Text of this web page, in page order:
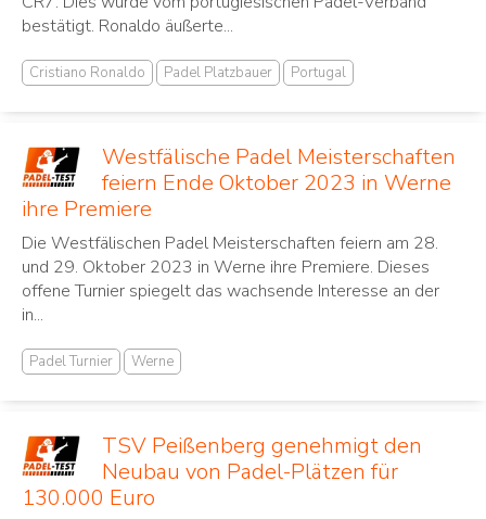
bestätigt. Ronaldo äußerte...
Cristiano Ronaldo Padel Platzbauer Portugal
Westfälische Padel Meisterschaften
feiern Ende Oktober 2023 in Werne
ihre Premiere
Die Westfälischen Padel Meisterschaften feiern am 28.
und 29. Oktober 2023 in Werne ihre Premiere. Dieses
offene Turnier spiegelt das wachsende Interesse an der
in...
Padel Turnier Werne
TSV Peißenberg genehmigt den
Neubau von Padel-Plätzen für
130.000 Euro